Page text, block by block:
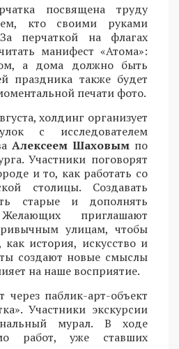
посвящена труду
кто своими руками
перчаткой на флагах
манифест «Атома»:
а дома должно быть
праздника также будет
печати фото.
холдинг организует
с исследователем
Алексеем Шаховым по
Участники поговорят
и то, как работать со
столицы. Создавать
старые и дополнять
приглашают
улицам, чтобы
история, искусство и
создают новые смыслы
на наше восприятие.
паблик-арт-объект
Участники экскурсии
мурал. В ходе
работ, уже ставших